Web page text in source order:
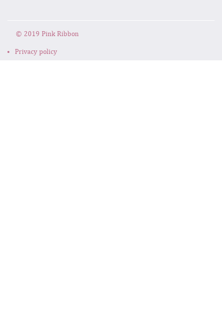
© 2019 Pink Ribbon
Privacy policy